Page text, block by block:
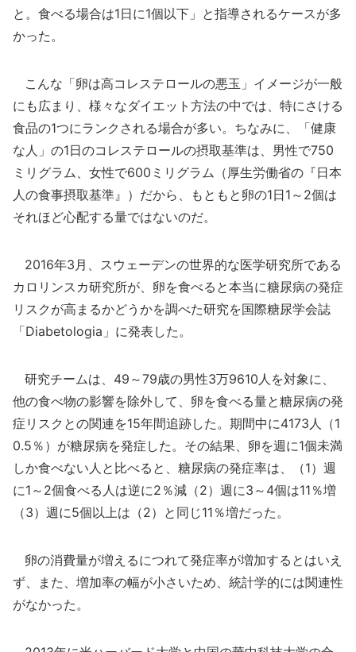
と。食べる場合は1日に1個以下」と指導されるケースが多
かった。
こんな「卵は高コレステロールの悪玉」イメージが一般
にも広まり、様々なダイエット方法の中では、特にさける
食品の1つにランクされる場合が多い。ちなみに、「健康
な人」の1日のコレステロールの摂取基準は、男性で750
ミリグラム、女性で600ミリグラム（厚生労働省の『日本
人の食事摂取基準』）だから、もともと卵の1日1～2個は
それほど心配する量ではないのだ。
2016年3月、スウェーデンの世界的な医学研究所である
カロリンスカ研究所が、卵を食べると本当に糖尿病の発症
リスクが高まるかどうかを調べた研究を国際糖尿学会誌
「Diabetologia」に発表した。
研究チームは、49～79歳の男性3万9610人を対象に、
他の食べ物の影響を除外して、卵を食べる量と糖尿病の発
症リスクとの関連を15年間追跡した。期間中に4173人（1
0.5％）が糖尿病を発症した。その結果、卵を週に1個未満
しか食べない人と比べると、糖尿病の発症率は、（1）週
に1～2個食べる人は逆に2％減（2）週に3～4個は11％増
（3）週に5個以上は（2）と同じ11％増だった。
卵の消費量が増えるにつれて発症率が増加するとはいえ
ず、また、増加率の幅が小さいため、統計学的には関連性
がなかった。